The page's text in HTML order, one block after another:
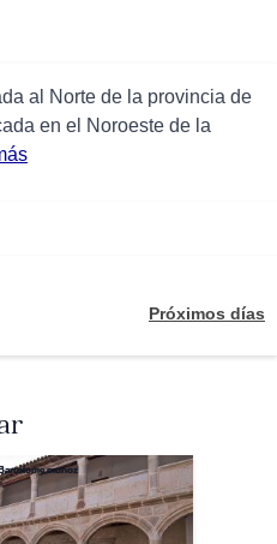
al Norte de la provincia de
en el Noroeste de la
Próximos días
Bartolome.munoz